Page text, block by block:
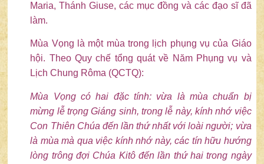
Maria, Thánh Giuse, các mục đồng và các đạo sĩ đã
làm.
Mùa Vọng là một mùa trong lịch phụng vụ của Giáo
hội. Theo Quy chế tổng quát về Năm Phụng vụ và
Lịch Chung Rôma (QCTQ):
Mùa Vọng có hai đặc tính: vừa là mùa chuẩn bị
mừng lễ trọng Giáng sinh, trong lễ này, kính nhớ việc
Con Thiên Chúa đến lần thứ nhất với loài người; vừa
là mùa mà qua việc kính nhớ này, các tín hữu hướng
lòng trông đợi Chúa Kitô đến lần thứ hai trong ngày